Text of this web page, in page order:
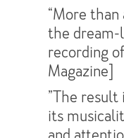
“More
the dream-
recording
Magazine]
”The
its